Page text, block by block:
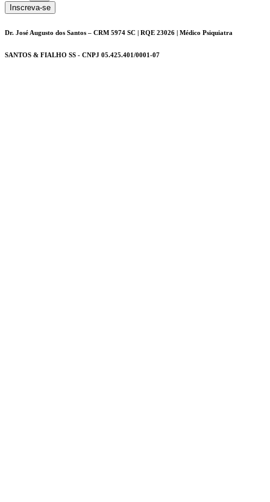
Inscreva-se
Dr. José Augusto dos Santos – CRM 5974 SC | RQE 23026 | Médico Psiquiatra
SANTOS & FIALHO SS - CNPJ 05.425.401/0001-07